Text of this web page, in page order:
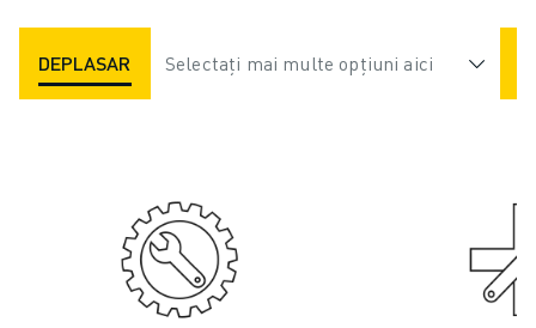
DEPLASARE & MENTE... SUPORT TEHNIC PIESE
Selectați mai multe opțiuni aici